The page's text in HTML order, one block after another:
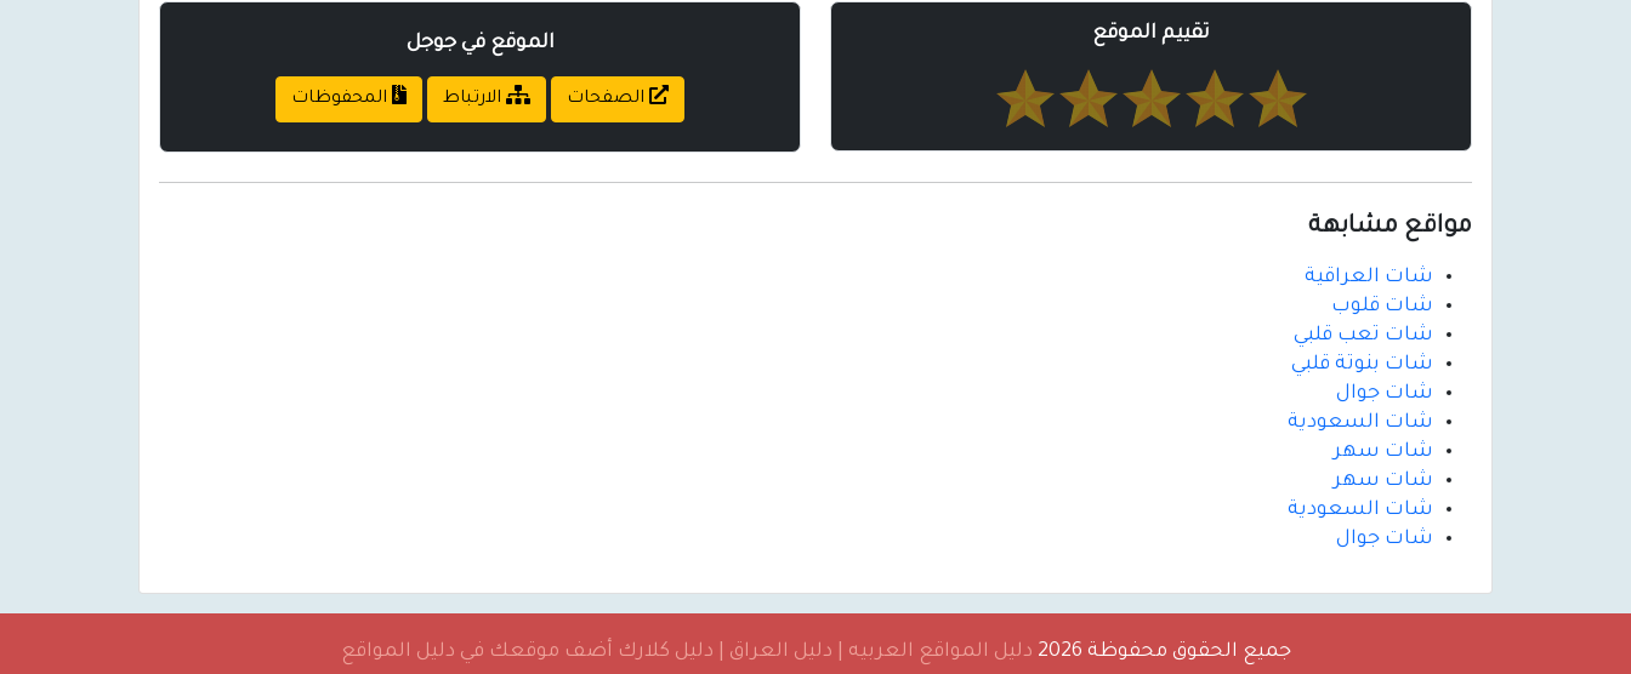
تقييم الموقع الموقع في جوجل
الصفحات الارتباط المحفوظات
مواقع مشابهة
شات العراقية
شات قلوب
شات تعب قلبي
شات بنوتة قلبي
شات جوال
شات السعودية
شات سهر
شات سهر
شات السعودية
شات جوال
جميع الحقوق محفوظة 2026 دليل المواقع العربيه | دليل العراق | دليل كلارك أضف موقعك في دليل المواقع